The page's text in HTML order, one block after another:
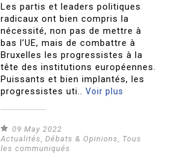
Les partis et leaders politiques
radicaux ont bien compris la
nécessité, non pas de mettre à
bas l’UE, mais de combattre à
Bruxelles les progressistes à la
tête des institutions européennes.
Puissants et bien implantés, les
progressistes uti..Voir plus
09 May 2022
Actualités ,Débats & Opinions
Tous
les communiqués